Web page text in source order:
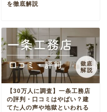
を徹底解説
【30万人に調査】一条工務店
の評判・口コミはやばい？建
てた人の声や地獄といわれる